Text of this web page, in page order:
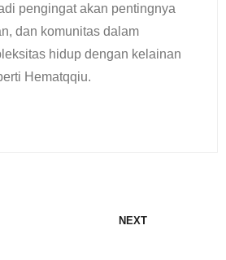
pengingat akan pentingnya
dan komunitas dalam
hidup dengan kelainan
Hematqqiu.
NEXT